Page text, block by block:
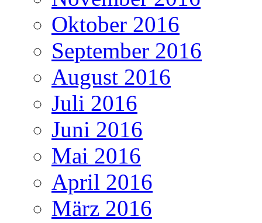
Oktober 2016
September 2016
August 2016
Juli 2016
Juni 2016
Mai 2016
April 2016
März 2016